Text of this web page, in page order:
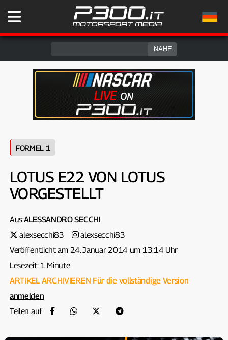
FORMEL 1
LOTUS E22 VON LOTUS
VORGESTELLT
Aus:ALESSANDRO SECCHI
alexsecchi83
alexsecchi83
Veröffentlicht am 24. Januar 2014 um 13:14 Uhr
Lesezeit: 1 Minute
ARTIKEL ARCHIVIEREN Für die vollständige Version
anmelden
Teilen auf